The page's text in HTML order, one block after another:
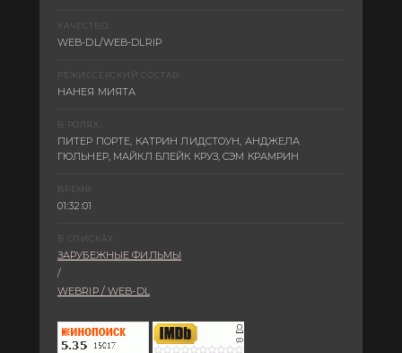
КАЧЕСТВО:
WEB-DL/WEB-DLRIP
РЕЖИССЕРСКИЙ СОСТАВ:
НАНЕЯ МИЯТА
В РОЛЯХ:
ПИТЕР ПОРТЕ, КАТРИН ЛИДСТОУН, АНДЖЕЛА
ГЮЛЬНЕР, МАЙКЛ БЛЕЙК КРУЗ, СЭМ КРАМРИН
ВРЕМЯ:
01:32:01
В СПИСКАХ:
ЗАРУБЕЖНЫЕ ФИЛЬМЫ
/
WEBRIP / WEB-DL